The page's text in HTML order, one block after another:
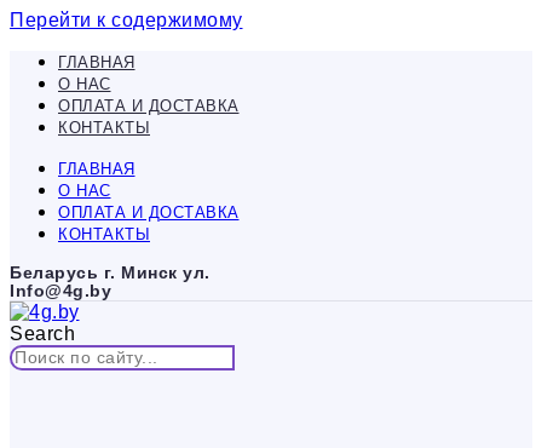
Перейти к содержимому
ГЛАВНАЯ
О НАС
ОПЛАТА И ДОСТАВКА
КОНТАКТЫ
ГЛАВНАЯ
О НАС
ОПЛАТА И ДОСТАВКА
КОНТАКТЫ
Беларусь г. Минск ул.
Info@4g.by
Search